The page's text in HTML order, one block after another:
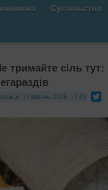
Суспільство
тримайте сіль
17 квітень 2026, 17:43